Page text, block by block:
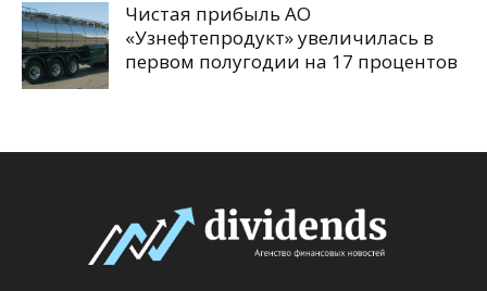
Чистая прибыль АО
«Узнефтепродукт» увеличилась в
первом полугодии на 17 процентов